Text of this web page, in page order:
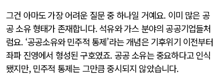
그건 아마도 가장 어려운 질문 중 하나일 거예요. 이미 많은 공
공 소유 형태가 존재합니다. 석유와 가스 분야의 공공기업들처
럼요. ‘공공소유와 민주적 통제’라는 개념은 기후위기 이전부터
좌파 진영에서 형성된 구호였죠. 공공 소유는 중요하다고 인식
됐지만, 민주적 통제는 그만큼 중시되지 않았습니다.